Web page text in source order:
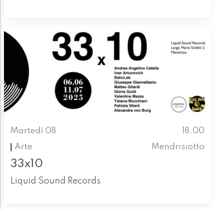
Martedì 08
18.00
Arte
Mendrisiotto
33x10
Liquid Sound Records